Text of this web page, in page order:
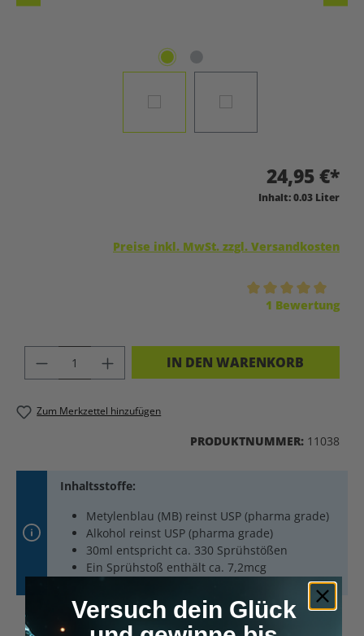
24,95 €*
Inhalt:0.03 Liter
Preise inkl. MwSt. zzgl. Versandkosten
Durchschnittliche Bewertung von 5 von 5 Sternen
1 Bewertung
PRODUKT ANZAHL: GIB DEN
IN DEN WARENKORB
Zum Merkzettel hinzufügen
PRODUKTNUMMER: 11038
Inhaltsstoffe:
Metylenblau (MB) reinst USP (pharma grade)
Alkohol reinst USP (pharma grade)
30ml entspricht ca. 330 Sprühstößen
Ein Sprühstoß enthält ca. 7,2mcg
Versuch dein Glück